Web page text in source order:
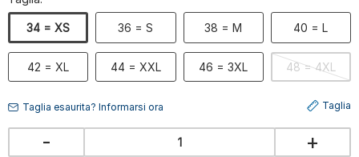
34 = XS 36 = S 38 = M 40 = L
42 = XL 44 = XXL 46 = 3XL 48 = 4XL
Taglia esaurita? Informarsi ora Taglia
- +